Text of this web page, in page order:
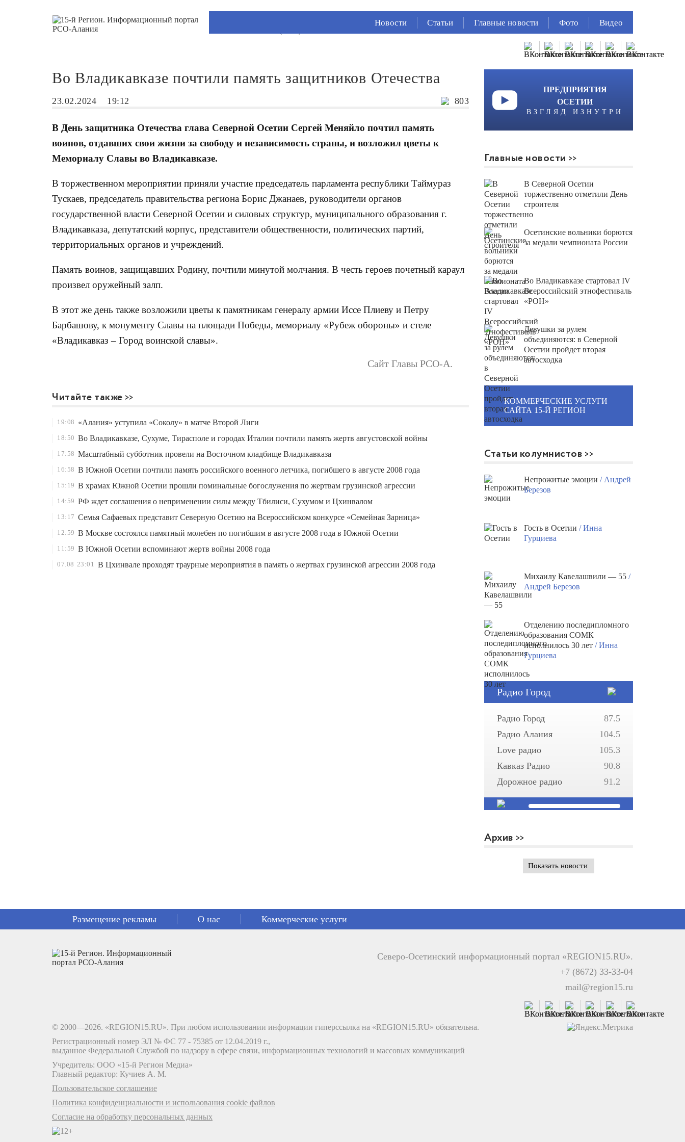
Новости Статьи Главные новости Фото Видео
Во Владикавказе почтили память защитников Отечества
23.02.2024 19:12 803
В День защитника Отечества глава Северной Осетии Сергей Меняйло почтил память
воинов, отдавших свои жизни за свободу и независимость страны, и возложил цветы к
Мемориалу Славы во Владикавказе.
В торжественном мероприятии приняли участие председатель парламента республики Таймураз
Тускаев, председатель правительства региона Борис Джанаев, руководители органов
государственной власти Северной Осетии и силовых структур, муниципального образования г.
Владикавказа, депутатский корпус, представители общественности, политических партий,
территориальных органов и учреждений.
Память воинов, защищавших Родину, почтили минутой молчания. В честь героев почетный караул
произвел оружейный залп.
В этот же день также возложили цветы к памятникам генералу армии Иссе Плиеву и Петру
Барбашову, к монументу Славы на площади Победы, мемориалу «Рубеж обороны» и стеле
«Владикавказ – Город воинской славы».
Сайт Главы РСО-А.
Читайте также
19:08 «Алания» уступила «Соколу» в матче Второй Лиги
18:50 Во Владикавказе, Сухуме, Тирасполе и городах Италии почтили память жертв августовской войны
17:58 Масштабный субботник провели на Восточном кладбище Владикавказа
16:58 В Южной Осетии почтили память российского военного летчика, погибшего в августе 2008 года
15:19 В храмах Южной Осетии прошли поминальные богослужения по жертвам грузинской агрессии
14:59 РФ ждет соглашения о неприменении силы между Тбилиси, Сухумом и Цхинвалом
13:17 Семья Сафаевых представит Северную Осетию на Всероссийском конкурсе «Семейная Зарница»
12:59 В Москве состоялся памятный молебен по погибшим в августе 2008 года в Южной Осетии
11:59 В Южной Осетии вспоминают жертв войны 2008 года
07.08 23:01 В Цхинвале проходят траурные мероприятия в память о жертвах грузинской агрессии 2008 года
ПРЕДПРИЯТИЯ
ОСЕТИИ
ВЗГЛЯД ИЗНУТРИ
Главные новости
В Северной Осетии
торжественно отметили День
строителя
Осетинские вольники борются
за медали чемпионата России
Во Владикавказе стартовал IV
Всероссийский этнофестиваль
«РОН»
Девушки за рулем
объединяются: в Северной
Осетии пройдет вторая
автосходка
КОММЕРЧЕСКИЕ УСЛУГИ
САЙТА 15-Й РЕГИОН
Статьи колумнистов
Непрожитые эмоции/ Андрей
Березов
Гость в Осетии/ Инна
Гурциева
Михаилу Кавелашвили — 55/
Андрей Березов
Отделению последипломного
образования СОМК
исполнилось 30 лет/ Инна
Гурциева
Радио Город
Радио Город
87.5
Радио Алания
104.5
Love радио
105.3
Кавказ Радио
90.8
Дорожное радио
91.2
Архив
Показать новости
Размещение рекламы О нас Коммерческие услуги
Северо-Осетинский информационный портал «REGION15.RU».
+7 (8672) 33-33-04
mail@region15.ru
© 2000—2026. «REGION15.RU». При любом использовании информации гиперссылка на «REGION15.RU» обязательна.
Регистрационный номер ЭЛ № ФС 77 - 75385 от 12.04.2019 г.,
выданное Федеральной Службой по надзору в сфере связи, информационных технологий и массовых коммуникаций
Учредитель: ООО «15-й Регион Медиа»
Главный редактор: Кучиев А. М.
Пользовательское соглашение
Политика конфиденциальности и использования cookie файлов
Согласие на обработку персональных данных